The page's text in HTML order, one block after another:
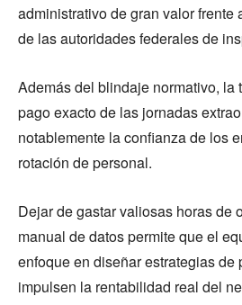
administrativo de gran valor frente
de las autoridades federales de
Además del blindaje normativo, la
pago exacto de las jornadas
notablemente la confianza de los
rotación de personal.
Dejar de gastar valiosas horas de
manual de datos permite que el
enfoque en diseñar estrategias de
impulsen la rentabilidad real del